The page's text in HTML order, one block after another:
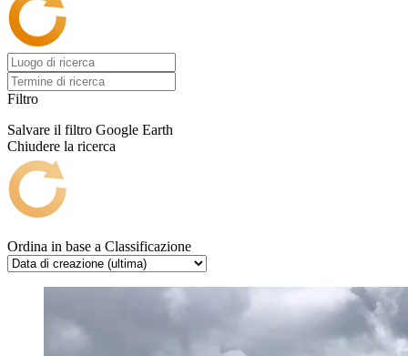
Filtro
Salvare il filtro Google Earth
Chiudere la ricerca
Ordina in base a Classificazione